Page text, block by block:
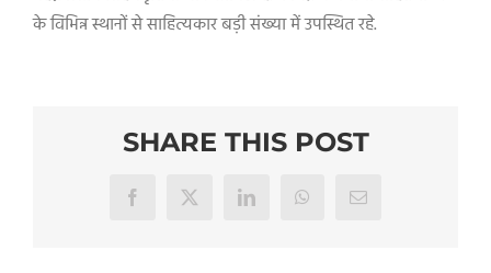
के विभिन्न स्थानों से साहित्यकार बड़ी संख्या में उपस्थित रहे.
SHARE THIS POST
Facebook
X LinkedInWhatsAppEmail